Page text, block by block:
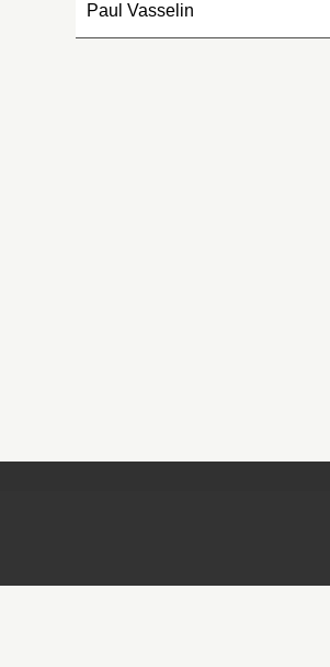
Paul Vasselin